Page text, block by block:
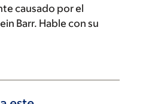
causado por el
Barr. Hable con su